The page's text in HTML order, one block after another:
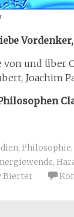
Vordenker,
und über
Joachim
, Philosophie,
,
Bierter